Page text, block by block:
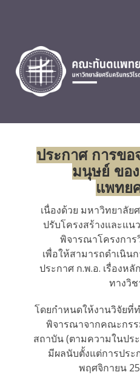
ประกาศ การขอ
มนุษย์ ขอ
แพทย
เนื่องด้วย มหาวิทยาลั
ปรับโครงสร้างและแ
พิจารณาโครงกา
เพื่อให้สามารถดำเนิน
ประกาศ ก.พ.อ. เรื่องห
ทางวิช
โดยกำหนดให้งานวิจัยที่
พิจารณาจากคณะกรร
สถาบัน (ตามความในปร
มีผลนับตั้งแต่การประ
พฤศจิกายน